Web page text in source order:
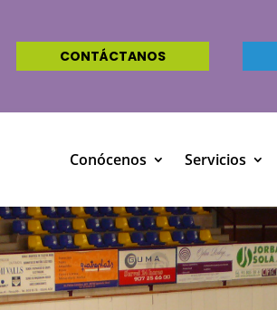
CONTÁCTANOS
Conócenos Servicios